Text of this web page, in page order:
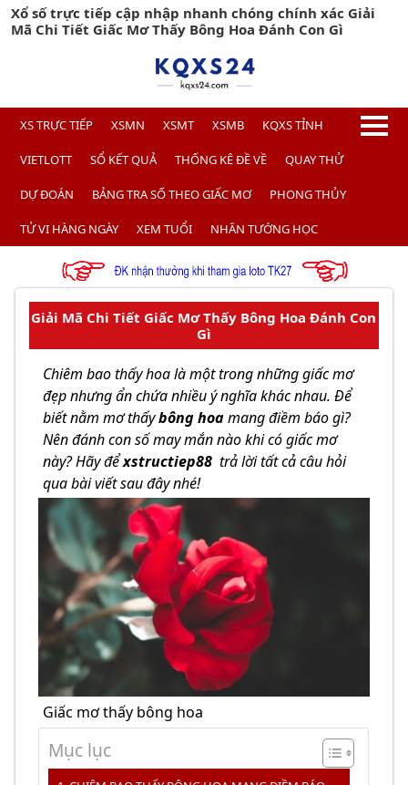
Xổ số trực tiếp cập nhập nhanh chóng chính xác Giải
Mã Chi Tiết Giấc Mơ Thấy Bông Hoa Đánh Con Gì
XS TRỰC TIẾP XSMN XSMT XSMB KQXS TỈNH
VIETLOTT SỔ KẾT QUẢ THỐNG KÊ ĐỀ VỀ QUAY THỬ
DỰ ĐOÁN BẢNG TRA SỐ THEO GIẤC MƠ PHONG THỦY
TỬ VI HÀNG NGÀY XEM TUỔI NHÂN TƯỚNG HỌC
Giải Mã Chi Tiết Giấc Mơ Thấy Bông Hoa Đánh Con
Gì
Chiêm bao thấy hoa là một trong những giấc mơ
đẹp nhưng ẩn chứa nhiều ý nghĩa khác nhau. Để
biết nằm mơ thấybông hoamang điềm báo gì?
Nên đánh con số may mắn nào khi có giấc mơ
này? Hãy đểxstructiep88 trả lời tất cả câu hỏi
qua bài viết sau đây nhé!
Giấc mơ thấy bông hoa
Mục lục